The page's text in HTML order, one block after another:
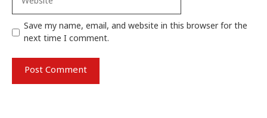
Save my name, email, and website in this browser for the
next time I comment.